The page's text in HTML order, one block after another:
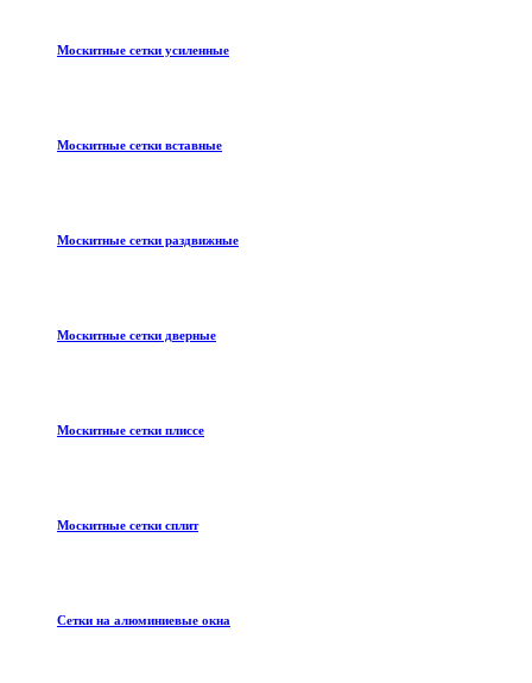
Москитные сетки усиленные
Москитные сетки вставные
Москитные сетки раздвижные
Москитные сетки дверные
Москитные сетки плиссе
Москитные сетки сплит
Сетки на алюминиевые окна